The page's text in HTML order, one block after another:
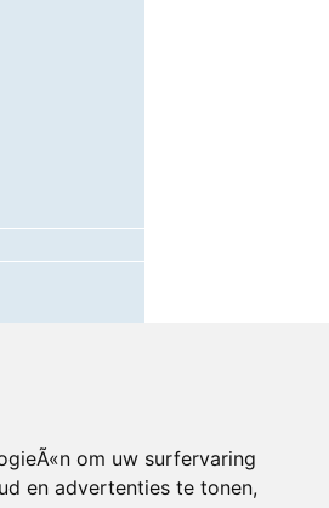
om uw surfervaring
en advertenties te tonen,